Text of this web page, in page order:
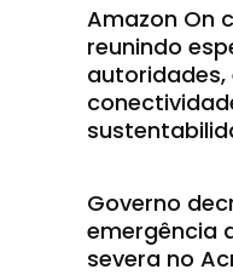
Amazon On
reunindo
autoridades,
Governo
emergência
severa no